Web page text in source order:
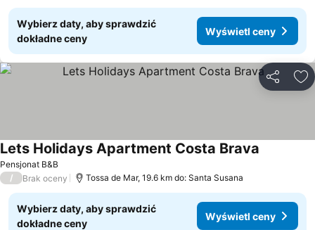
Wybierz daty, aby sprawdzić
dokładne ceny
Wyświetl ceny
Pensjonat B&B
Lets Holidays Apartment Costa Brava
/ Brak oceny Tossa de Mar, 19.6 km do: Santa Susana
Wybierz daty, aby sprawdzić
dokładne ceny
Wyświetl ceny